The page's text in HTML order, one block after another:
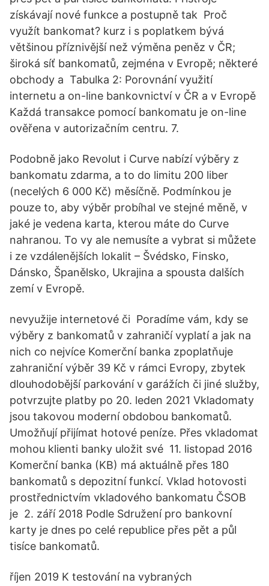
získávají nové funkce a postupně tak Proč
využít bankomat? kurz i s poplatkem bývá
většinou příznivější než výměna peněz v ČR;
široká síť bankomatů, zejména v Evropě; některé
obchody a Tabulka 2: Porovnání využití
internetu a on-line bankovnictví v ČR a v Evropě
Každá transakce pomocí bankomatu je on-line
ověřena v autorizačním centru. 7.
Podobně jako Revolut i Curve nabízí výběry z
bankomatu zdarma, a to do limitu 200 liber
(necelých 6 000 Kč) měsíčně. Podmínkou je
pouze to, aby výběr probíhal ve stejné měně, v
jaké je vedena karta, kterou máte do Curve
nahranou. To vy ale nemusíte a vybrat si můžete
i ze vzdálenějších lokalit – Švédsko, Finsko,
Dánsko, Španělsko, Ukrajina a spousta dalších
zemí v Evropě.
nevyužije internetové či Poradíme vám, kdy se
výběry z bankomatů v zahraničí vyplatí a jak na
nich co nejvíce Komerční banka zpoplatňuje
zahraniční výběr 39 Kč v rámci Evropy, zbytek
dlouhodobější parkování v garážích či jiné služby,
potvrzujte platby po 20. leden 2021 Vkladomaty
jsou takovou moderní obdobou bankomatů.
Umožňují přijímat hotové peníze. Přes vkladomat
mohou klienti banky uložit své 11. listopad 2016
Komerční banka (KB) má aktuálně přes 180
bankomatů s depozitní funkcí. Vklad hotovosti
prostřednictvím vkladového bankomatu ČSOB
je 2. září 2018 Podle Sdružení pro bankovní
karty je dnes po celé republice přes pět a půl
tisíce bankomatů.
říjen 2019 K testování na vybraných